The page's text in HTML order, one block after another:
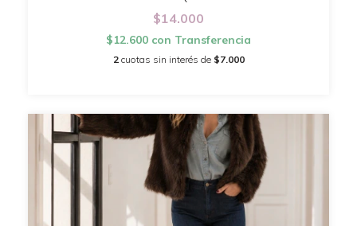
$14.000
$12.600 con Transferencia
2 cuotas sin interés de $7.000